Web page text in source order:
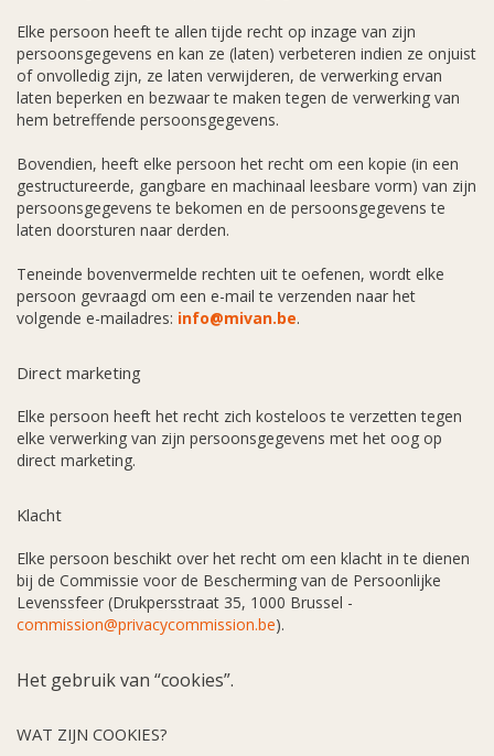
Elke persoon heeft te allen tijde recht op inzage van zijn
persoonsgegevens en kan ze (laten) verbeteren indien ze onjuist
of onvolledig zijn, ze laten verwijderen, de verwerking ervan
laten beperken en bezwaar te maken tegen de verwerking van
hem betreffende persoonsgegevens.
Bovendien, heeft elke persoon het recht om een kopie (in een
gestructureerde, gangbare en machinaal leesbare vorm) van zijn
persoonsgegevens te bekomen en de persoonsgegevens te
laten doorsturen naar derden.
Teneinde bovenvermelde rechten uit te oefenen, wordt elke
persoon gevraagd om een e-mail te verzenden naar het
volgende e-mailadres: info@mivan.be.
Direct marketing
Elke persoon heeft het recht zich kosteloos te verzetten tegen
elke verwerking van zijn persoonsgegevens met het oog op
direct marketing.
Klacht
Elke persoon beschikt over het recht om een klacht in te dienen
bij de Commissie voor de Bescherming van de Persoonlijke
Levenssfeer (Drukpersstraat 35, 1000 Brussel -
commission@privacycommission.be).
Het gebruik van “cookies”.
WAT ZIJN COOKIES?